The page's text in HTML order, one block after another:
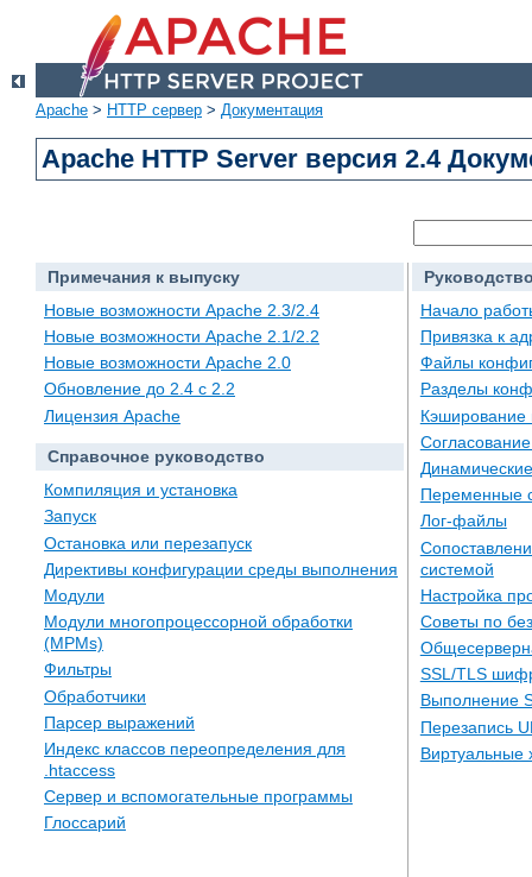
Apache > HTTP сервер > Документация
Apache HTTP Server версия 2.4
Примечания к выпуску
Новые возможности Apache 2.3/2.4
Новые возможности Apache 2.1/2.2
Новые возможности Apache 2.0
Обновление до 2.4 с 2.2
Лицензия Apache
Справочное руководство
Компиляция и установка
Запуск
Остановка или перезапуск
Директивы конфигурации среды выполнения
Модули
Модули многопроцессорной обработки
(MPMs)
Фильтры
Обработчики
Парсер выражений
Индекс классов переопределения для
.htaccess
Сервер и вспомогательные программы
Глоссарий
Начало
Привязка к
Файлы
Разделы
Кэширование
Переменные
Лог-файлы
системой
Настройка
Советы по
SSL/TLS
Выполнение
Перезапись
Виртуальные